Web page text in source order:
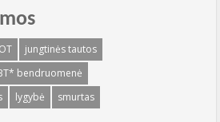
jungtinės tautos
bendruomenė
lygybė
smurtas